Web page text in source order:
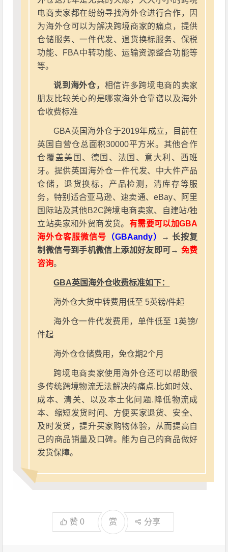
电商卖家都在纷纷寻找海外仓进行合作，因
为海外仓可以为解决跨境商家的痛点，提供
仓储服务、一件代发、退货换标服务、保税
功能、FBA中转功能、运输资源整合功能等
等。
说到海外仓， 相信许多跨境电商的卖家
朋友比较关心的是哪家海外仓靠谱以及海外
仓收费标准
GBA英国海外仓于2019年成立，目前在
英国自营仓总面积30000平方米。其他合作
仓覆盖美国、德国、法国、意大利、西班
牙。提供英国海外仓一件代发、中大件产品
仓储，退货换标，产品检测，清库存等服
务，特别适合亚马逊、速卖通、eBay、阿里
国际站及其他B2C跨境电商卖家、自建站/独
立站卖家和外贸商发货。 有需要可以加GBA
海外仓客服微信号 （GBAandy）
→ 长按复
制微信号到手机微信上添加好友即可→ 免费
咨询。
GBA英国海外仓收费标准如下：
海外仓大货中转费用低至 5英镑/件起
海外仓一件代发费用，单件低至 1英镑/
件起
海外仓仓储费用，免仓期2个月
跨境电商卖家使用海外仓还可以帮助很
多传统跨境物流无法解决的痛点,比如时效、
成本、清关、以及本土化问题.降低物流成
本、缩短发货时间、方便买家退货、安全、
及时发货，提升买家购物体验，从而提高自
己的商品销量及口碑。能为自己的商品做好
发货保障。
赞0 赏 分享